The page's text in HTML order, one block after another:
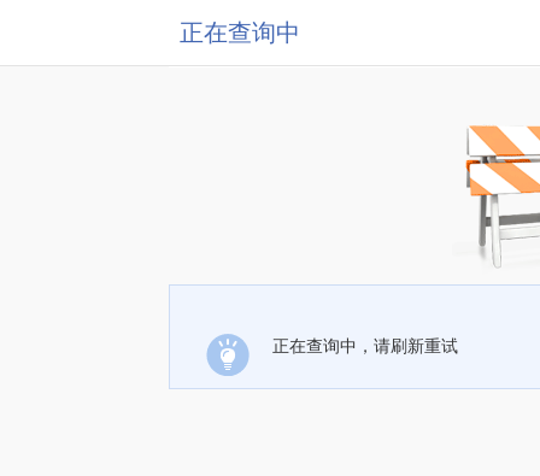
正在查询中
正在查询中，请刷新重试